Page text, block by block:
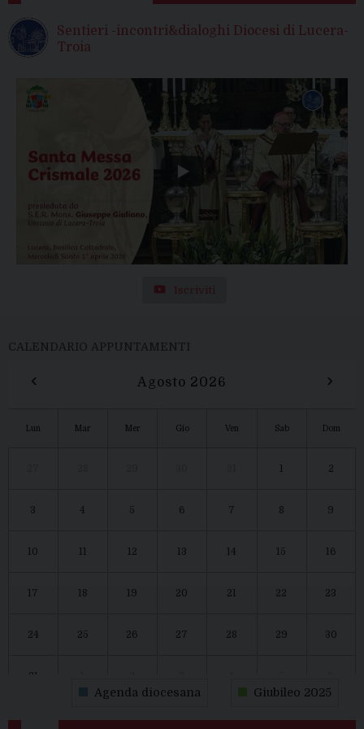
Sentieri -incontri&dialoghi Diocesi di Lucera-
Troia
Iscriviti
CALENDARIO APPUNTAMENTI
‹ Agosto 2026 ›
Lun Mar Mer Gio Ven Sab Dom
2
3 4 5 6 7 8 9
10 12 13 14 15 16
17 18 19 20 21 22 23
24 25 26 27 28 29 30
31
Agenda diocesana Giubileo 2025